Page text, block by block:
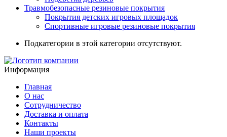
Травмобезопасные резиновые покрытия
Покрытия детских игровых площадок
Спортивные игровые резиновые покрытия
Подкатегории в этой категории отсутствуют.
Информация
Главная
О нас
Сотрудничество
Доставка и оплата
Контакты
Наши проекты